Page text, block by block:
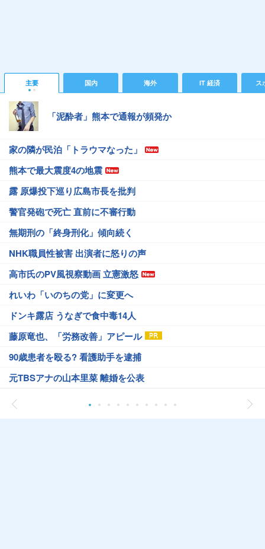
主要 国内 海外 IT 経済 ス
「泥酔者」熊本で通報が頻発か
家の隣が民泊「トラウマなった」
熊本で最大震度4の地震
露 原爆投下巡り広島市長を批判
警官発砲で死亡 直前に不審行動
無期刑の「終身刑化」傾向続く
NHK職員性被害 出演者に怒りの声
高市氏のPV風視察動画 立憲激怒
れいわ「いのちの党」に変更へ
ドンキ露店 うなぎで食中毒14人
藤原竜也、「労務改善」アピール
90歳患者を殴る? 看護助手を逮捕
元TBSアナの山本里菜 離婚を公表